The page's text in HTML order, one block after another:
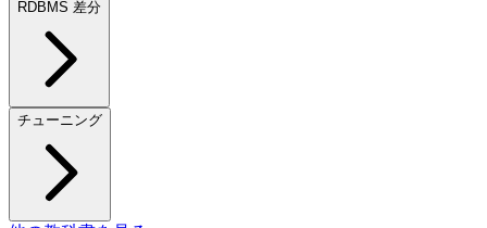
RDBMS 差分
チューニング